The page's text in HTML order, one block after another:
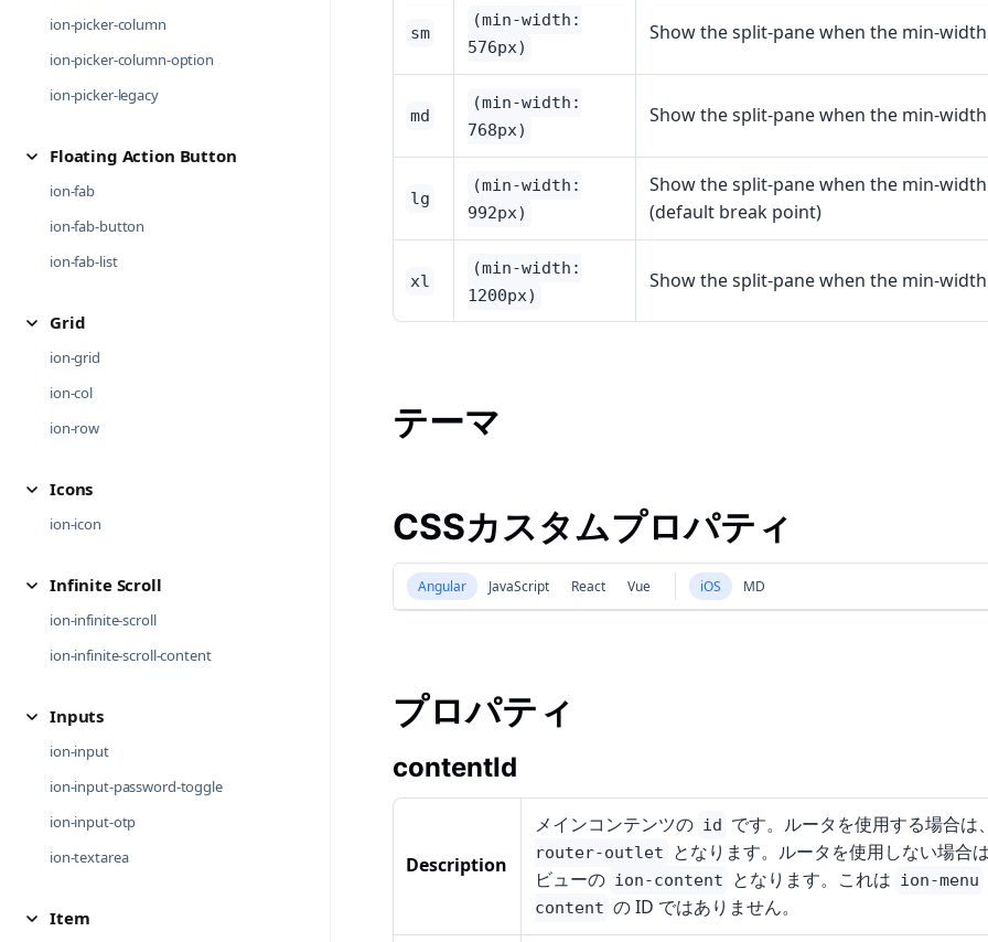
ion-picker-column
ion-picker-column-option
ion-picker-legacy
Floating Action Button
ion-fab
ion-fab-button
ion-fab-list
Grid
ion-grid
ion-col
ion-row
Icons
ion-icon
Infinite Scroll
ion-infinite-scroll
ion-infinite-scroll-content
Inputs
ion-input
ion-input-password-toggle
ion-input-otp
ion-textarea
Item
sm
(min-width:
576px)
Show the split-pane when the min-
md
(min-width:
768px)
Show the split-pane when the min-
lg
(min-width:
992px)
Show the split-pane when the min-
(default break point)
xl
(min-width:
1200px)
Show the split-pane when the min-
テーマ
CSSカスタムプロパティ
Angular JavaScript React Vue iOS MD
プロパティ
contentId
Description
メインコンテンツの id です。ルータを使用する場合は
router-outlet
となります。ルータを使用しない場合
ビューの ion-content となります。これは ion-menu
content の ID ではありません。